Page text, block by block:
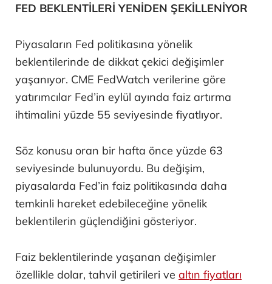
FED BEKLENTİLERİ YENİDEN ŞEKİLLENİYOR
Piyasaların Fed politikasına yönelik
beklentilerinde de dikkat çekici değişimler
yaşanıyor. CME FedWatch verilerine göre
yatırımcılar Fed’in eylül ayında faiz artırma
ihtimalini yüzde 55 seviyesinde fiyatlıyor.
Söz konusu oran bir hafta önce yüzde 63
seviyesinde bulunuyordu. Bu değişim,
piyasalarda Fed’in faiz politikasında daha
temkinli hareket edebileceğine yönelik
beklentilerin güçlendiğini gösteriyor.
Faiz beklentilerinde yaşanan değişimler
özellikle dolar, tahvil getirileri ve altın fiyatları